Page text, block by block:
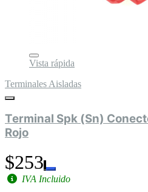
Vista rápida
Terminales Aisladas
Terminal Spk (Sn)
Rojo
$253
IVA Incluido